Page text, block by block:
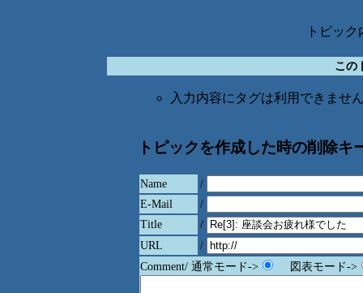
トピッ
この
入力内容にタグは利用できませ
トピックを作成した時の削除
Name
/
E-Mail
/
Title
/
URL
/
Comment/ 通常モード->
図表モード->